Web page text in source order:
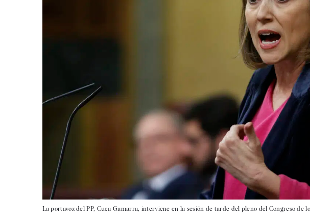
La portavoz del PP, Cuca Gamarra, interviene en la sesión de tarde del pleno del Congreso de